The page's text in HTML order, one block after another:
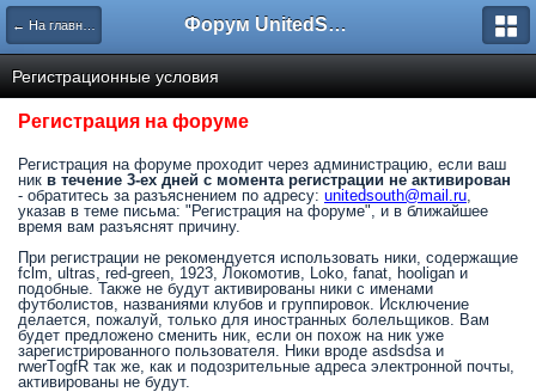
← На главную Форум UnitedSouth
Регистрационные условия
Регистрация на форуме
Регистрация на форуме проходит через администрацию, если ваш
ник в течение 3-ех дней с момента регистрации не активирован
- обратитесь за разъяснением по адресу: unitedsouth@mail.ru,
указав в теме письма: "Регистрация на форуме", и в ближайшее
время вам разъяснят причину.
При регистрации не рекомендуется использовать ники, содержащие
fclm, ultras, red-green, 1923, Локомотив, Loko, fanat, hooligan и
подобные. Также не будут активированы ники с именами
футболистов, названиями клубов и группировок. Исключение
делается, пожалуй, только для иностранных болельщиков. Вам
будет предложено сменить ник, если он похож на ник уже
зарегистрированного пользователя. Ники вроде asdsdsa и
rwerTоgfR так же, как и подозрительные адреса электронной почты,
активированы не будут.